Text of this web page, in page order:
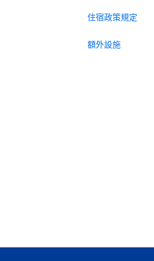
住宿政策規定
額外設施